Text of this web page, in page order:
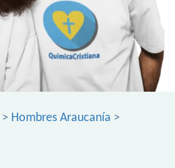
> Hombres Araucanía >